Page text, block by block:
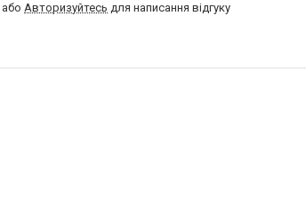
абоАвторизуйтесь для написання відгуку